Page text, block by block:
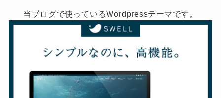
当ブログで使っているWordpressテーマです。